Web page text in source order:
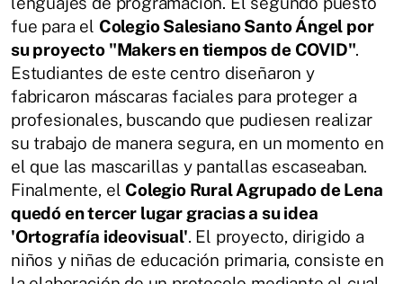
fue para el Colegio Salesiano Santo Ángel por
su proyecto "Makers en tiempos de COVID".
Estudiantes de este centro diseñaron y
fabricaron máscaras faciales para proteger a
profesionales, buscando que pudiesen realizar
su trabajo de manera segura, en un momento en
el que las mascarillas y pantallas escaseaban.
Finalmente, el Colegio Rural Agrupado de Lena
quedó en tercer lugar gracias a su idea
'Ortografía ideovisual'. El proyecto, dirigido a
niños y niñas de educación primaria, consiste en